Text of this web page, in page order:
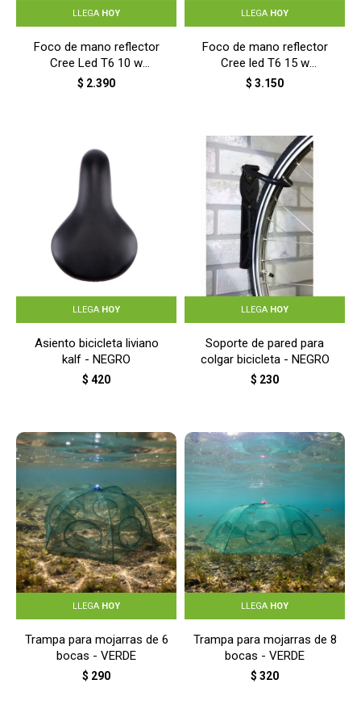
LLEGA HOY
Foco de mano reflector
Cree Led T6 10 w
recargable - NEGRO
$ 2.390
LLEGA HOY
Foco de mano reflector
Cree led T6 15 w
recargable - NEGRO
$ 3.150
LLEGA HOY
Asiento bicicleta liviano
kalf - NEGRO
$ 420
LLEGA HOY
Soporte de pared para
colgar bicicleta - NEGRO
$ 230
LLEGA HOY
Trampa para mojarras de 6
bocas - VERDE
$ 290
LLEGA HOY
Trampa para mojarras de 8
bocas - VERDE
$ 320